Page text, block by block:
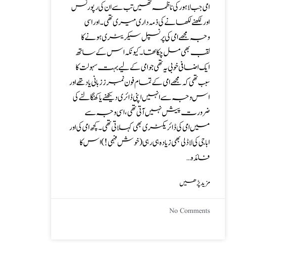
امی جب لاہور کی ناظمہ تھیں تب سے ان کی رپورٹس
اور لکھنے لکھانے کی ذمہ داری میری تھی۔ اور اسی
وجہ مجھے امی کی پرنسپل سیکریٹری ہونے کا
لقب بھی مل چکا تھا۔ کیونکہ اس کے ساتھ
ایک اضافی خوبی یہ تھی جو امی کے لیےبہت سہولت کا
سبب تھی کہ مجھے امی کے تمام فون نمبرز زبانی یاد تھے اور
اس وجہ سے انہیں اپنی ڈائری دیکھنے یا کھنگالنے کی
ضرورت پیش نہیں آتی تھی، اسی وجہ سے
میں امی کی ڈائریکٹری بھی کہلاتی تھی۔ کچھ امی کی اور
ابا جی کی لاڈلی بھی زیادہ ہی رہی (خوش فہمی!) اس کا
فائدہ…
مزید پڑھیں
No Comments